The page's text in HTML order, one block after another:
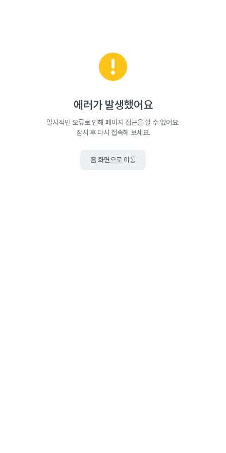
에러가 발생했어요
일시적인 오류로 인해 페이지 접근을 할 수 없어요.
잠시 후 다시 접속해 보세요.
홈 화면으로 이동